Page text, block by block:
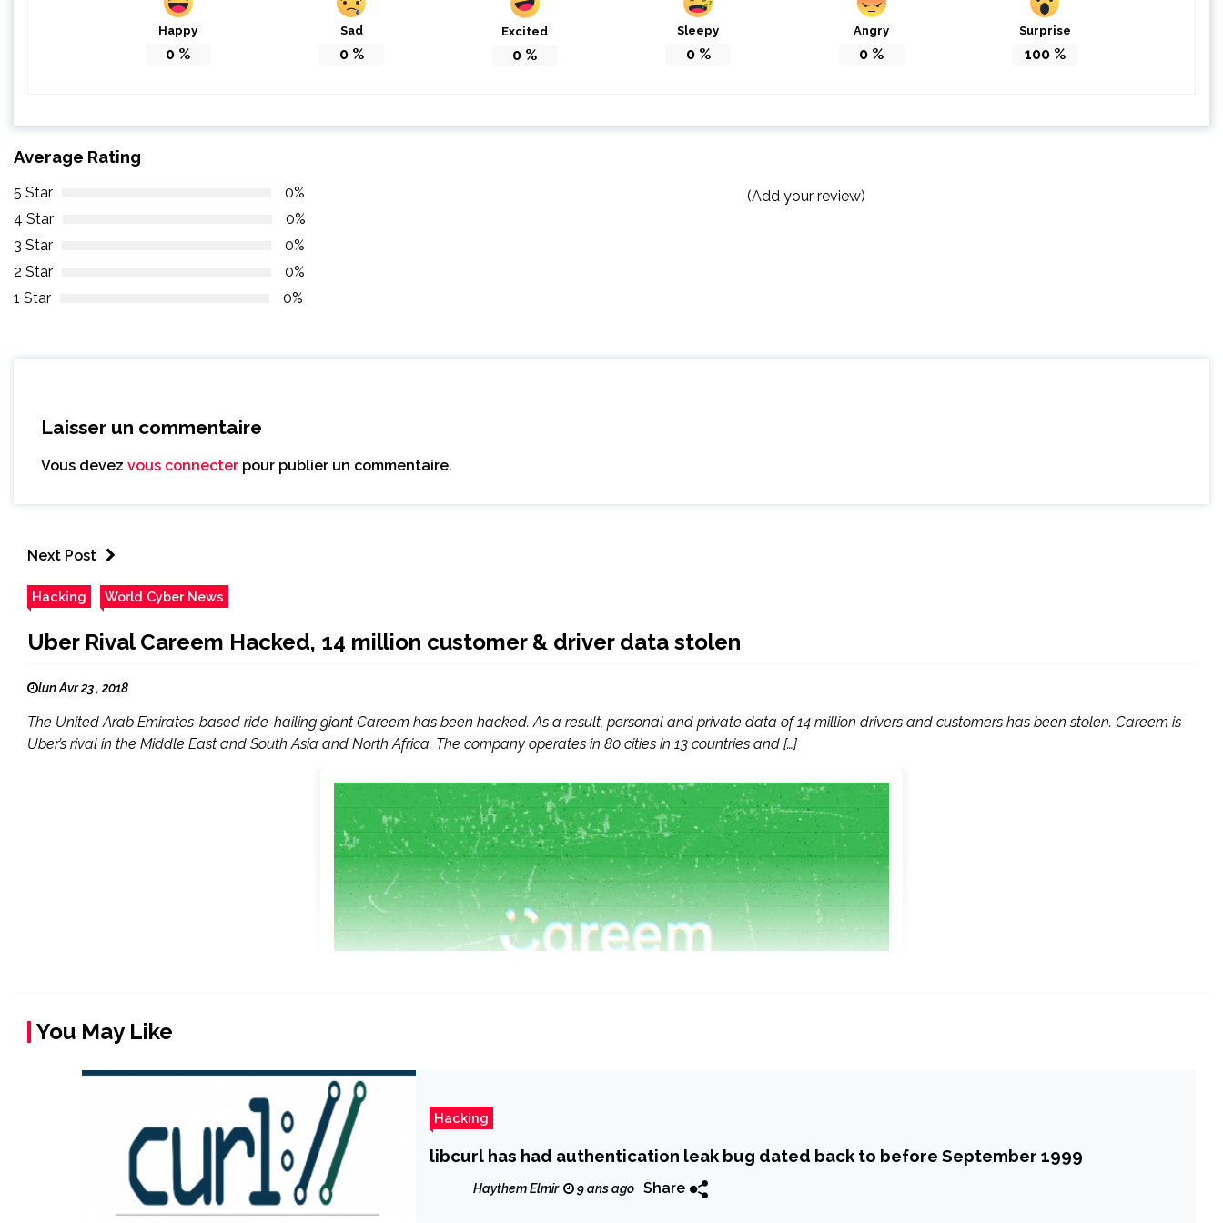
Happy
0 %
Sad
0%
Excited
0 %
Sleepy
0%
Angry
0 %
Surprise
100%
Average Rating
5 Star
0%
4 Star
0%
3 Star
0%
2 Star
0%
1 Star
0%
(Add your review)
Laisser un commentaire
Vous devez vous connecter pour publier un commentaire.
Next Post
Hacking World Cyber News
Uber Rival Careem Hacked, 14 million customer & driver data stolen
lun Avr 23 , 2018
The United Arab Emirates-based ride-hailing giant Careem has been hacked. As a result, personal and private data of 14 million drivers and customers has been stolen. Careem is
Uber’s rival in the Middle East and South Asia and North Africa. The company operates in 80 cities in 13 countries and […]
You May Like
Hacking
libcurl has had authentication leak bug dated back to before September 1999
Haythem Elmir 9 ans ago Share